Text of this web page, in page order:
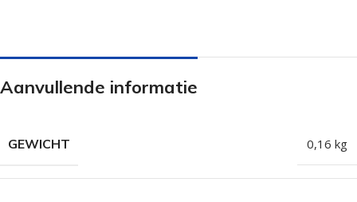
Aanvullende informatie
GEWICHT 0,16 kg